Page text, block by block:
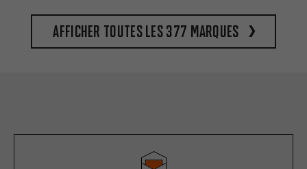
Afficher toutes les 377 marques